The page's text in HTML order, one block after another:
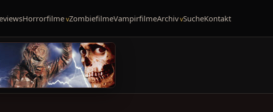
Horrorfilme ZombiefilmeVampirfilmeArchiv SucheKontakt